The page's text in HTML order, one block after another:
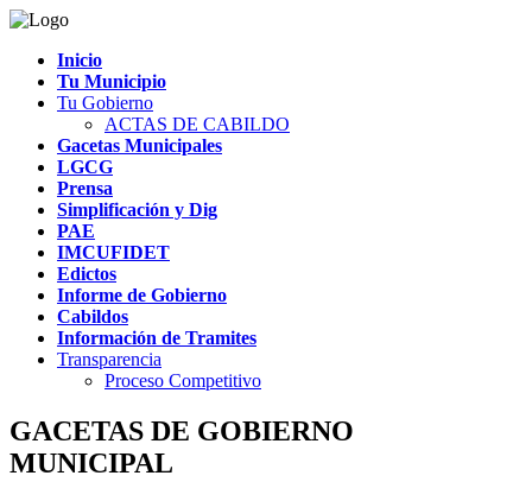
Inicio
Tu Municipio
Tu Gobierno
ACTAS DE CABILDO
Gacetas Municipales
LGCG
Prensa
Simplificación y Dig
PAE
IMCUFIDET
Edictos
Informe de Gobierno
Cabildos
Información de Tramites
Transparencia
Proceso Competitivo
GACETAS DE GOBIERNO
MUNICIPAL